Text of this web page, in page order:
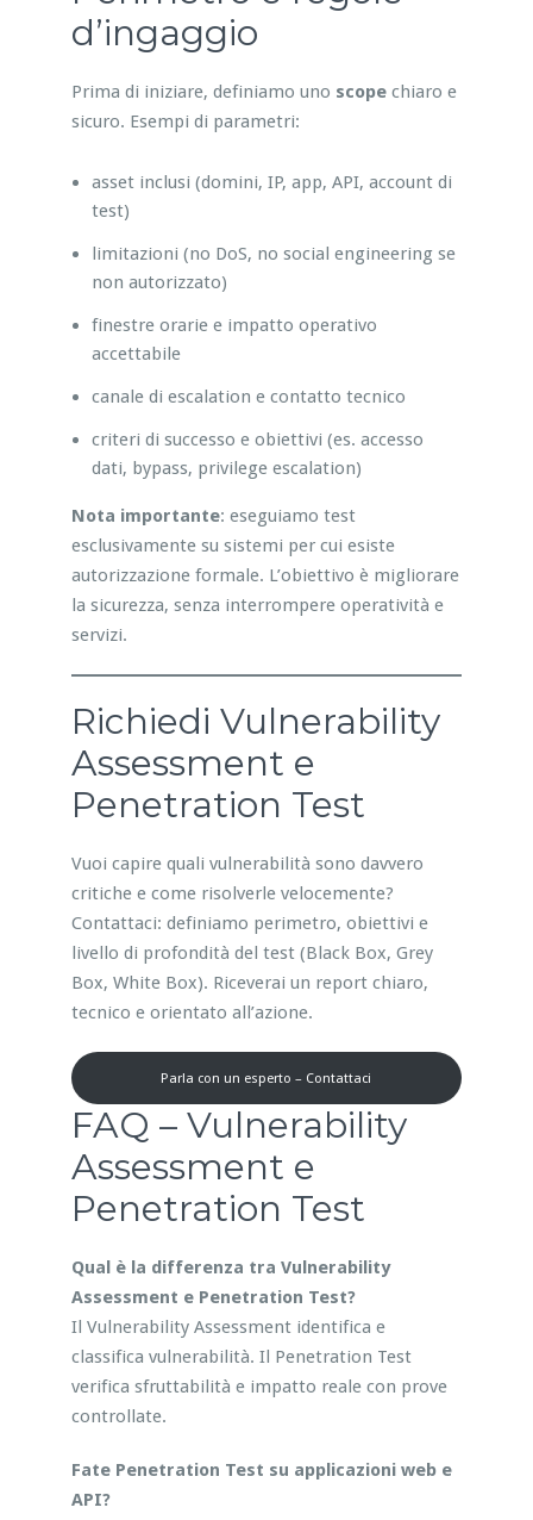
d’ingaggio
Prima di iniziare, definiamo uno scopechiaro e
sicuro. Esempi di parametri:
asset inclusi (domini, IP, app, API, account di
test)
limitazioni (no DoS, no social engineering se
non autorizzato)
finestre orarie e impatto operativo
accettabile
canale di escalation e contatto tecnico
criteri di successo e obiettivi (es. accesso
dati, bypass, privilege escalation)
Nota importante: eseguiamo test
esclusivamente su sistemi per cui esiste
autorizzazione formale. L’obiettivo è migliorare
la sicurezza, senza interrompere operatività e
servizi.
Richiedi Vulnerability
Assessment e
Penetration Test
Vuoi capire quali vulnerabilità sono davvero
critiche e come risolverle velocemente?
Contattaci: definiamo perimetro, obiettivi e
livello di profondità del test (Black Box, Grey
Box, White Box). Riceverai un report chiaro,
tecnico e orientato all’azione.
Parla con un esperto – Contattaci
FAQ – Vulnerability
Assessment e
Penetration Test
Qual è la differenza tra Vulnerability
Assessment e Penetration Test?
Il Vulnerability Assessment identifica e
classifica vulnerabilità. Il Penetration Test
verifica sfruttabilità e impatto reale con prove
controllate.
Fate Penetration Test su applicazioni web e
API?